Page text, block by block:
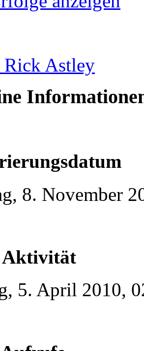
Rick Astley
8. November
Aktivität
5. April 2010,